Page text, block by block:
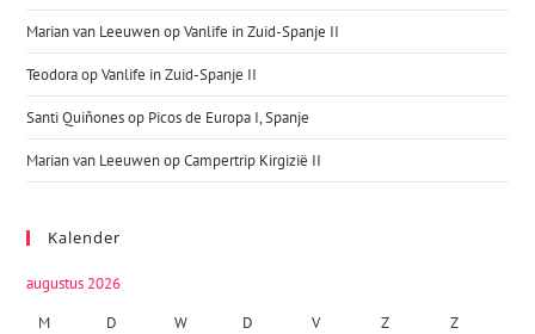
Marian van LeeuwenopVanlife in Zuid-Spanje II
TeodoraopVanlife in Zuid-Spanje II
Santi Quiñonesop Picos de Europa I, Spanje
Marian van LeeuwenopCampertrip Kirgizië II
Kalender
augustus 2026
M
D W D V Z Z